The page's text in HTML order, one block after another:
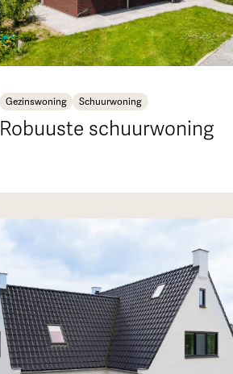
Gezinswoning Schuurwoning
Robuuste schuurwoning